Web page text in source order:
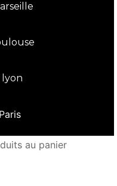
lyon
au panier